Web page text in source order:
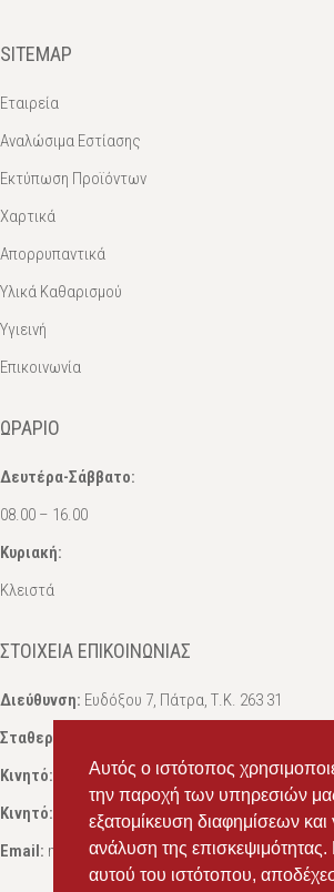
Αυτός ο ιστότοπος
την παροχή των υπηρεσιών
εξατομίκευση διαφημίσεων και
ανάλυση της
αυτού του ιστότοπου,
SITEMAP
Εταιρεία
Αναλώσιμα Εστίασης
Εκτύπωση Προϊόντων
Χαρτικά
Απορρυπαντικά
Υλικά Καθαρισμού
Υγιεινή
Επικοινωνία
ΩΡΆΡΙΟ
Δευτέρα-Σάββατο:
08.00 – 16.00
Κυριακή:
Κλειστά
ΣΤΟΙΧΕΊΑ ΕΠΙΚΟΙΝΩΝΊΑΣ
Διεύθυνση: Ευδόξου 7, Πάτρα, Τ.Κ. 263 31
Σταθερό:
Κινητό:
69434 75072 , Σαλπόγλου Μαρία
Κινητό:
6946 504787, Σαλπόγλου Στέφανος
Email: ms.packst1@gmail.com